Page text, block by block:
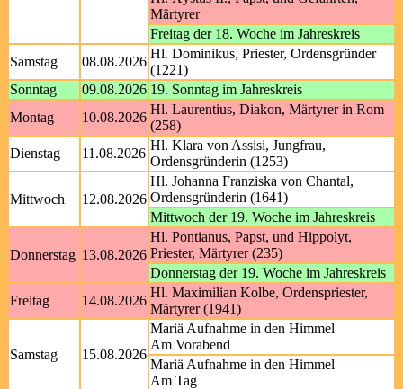
Märtyrer
Freitag der 18. Woche im Jahreskreis
Samstag
08.08.2026
Hl. Dominikus, Priester, Ordensgründer
(1221)
Sonntag
09.08.2026 19. Sonntag im Jahreskreis
Montag
10.08.2026
Hl. Laurentius, Diakon, Märtyrer in Rom
(258)
Dienstag
11.08.2026
Hl. Klara von Assisi, Jungfrau,
Ordensgründerin (1253)
Mittwoch 12.08.2026
Hl. Johanna Franziska von Chantal,
Ordensgründerin (1641)
Mittwoch der 19. Woche im Jahreskreis
Donnerstag 13.08.2026
Hl. Pontianus, Papst, und Hippolyt,
Priester, Märtyrer (235)
Donnerstag der 19. Woche im Jahreskreis
Freitag
14.08.2026
Hl. Maximilian Kolbe, Ordenspriester,
Märtyrer (1941)
Samstag 15.08.2026
Mariä Aufnahme in den Himmel
Am Vorabend
Mariä Aufnahme in den Himmel
Am Tag